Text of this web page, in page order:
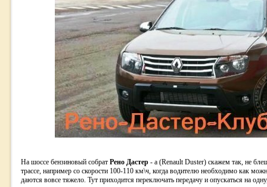
На шоссе бензиновый собрат Рено Дастер - а (Renault Duster) скажем так, не
трассе, например со скорости 100-110 км\ч, когда водителю необходимо как
даются вовсе тяжело. Тут приходится переключать передачу и опускаться на